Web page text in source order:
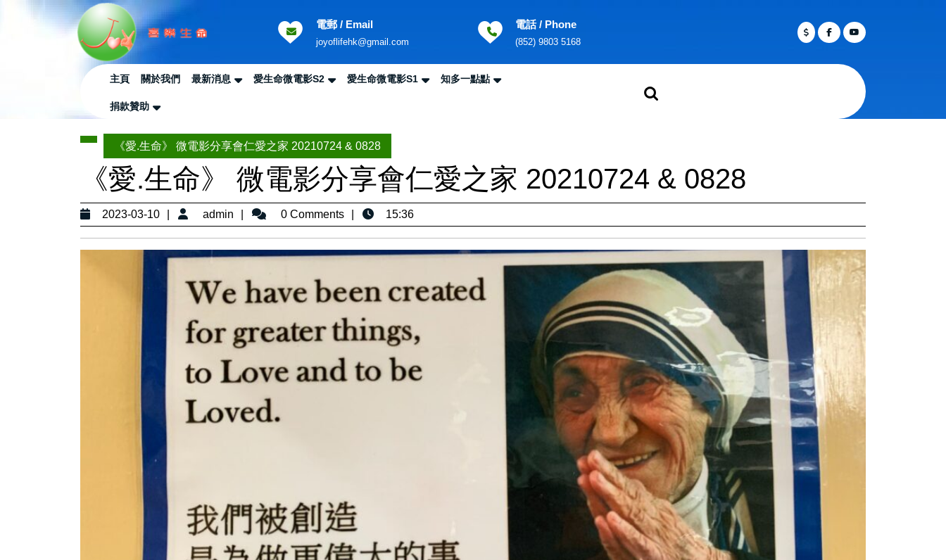
電郵 / Email
joyoflifehk@gmail.comEmail
電話 / Phone
(852) 9803 5168Phone
Facebook
TwitterYoutube
主頁 關於我們 最新消息 愛生命微電影S2 愛生命微電影S1 知多一點點
捐款贊助
《愛.生命》 微電影分享會仁愛之家 20210724 & 0828
《愛.生命》 微電影分享會仁愛之家 20210724 & 0828
2023-03-10
2023-
03-
10
admin admin 0 Comments 15:36